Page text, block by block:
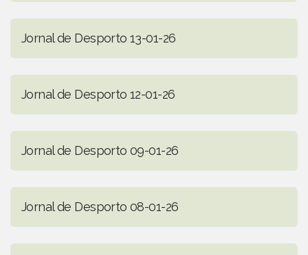
Jornal de Desporto 13-01-26
Jornal de Desporto 12-01-26
Jornal de Desporto 09-01-26
Jornal de Desporto 08-01-26